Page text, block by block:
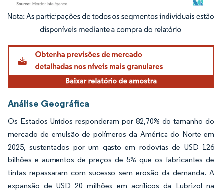
Imagem © Mordor Intelligence. O reuso requer atribuição conforme CC BY 4.0.
Análise Geográfica
Os Estados Unidos responderam por 82,70% do tamanho do
mercado de emulsão de polímeros da América do Norte em
2025, sustentados por um gasto em rodovias de USD 126
bilhões e aumentos de preços de 5% que os fabricantes de
tintas repassaram com sucesso sem erosão da demanda. A
expansão de USD 20 milhões em acrílicos da Lubrizol na